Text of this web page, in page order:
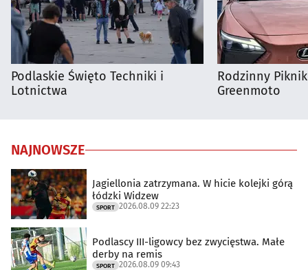
Podlaskie Święto Techniki i
Lotnictwa
Rodzinny
Greenmoto
NAJNOWSZE
Jagiellonia zatrzymana. W hicie kolejki górą
łódzki Widzew
SPORT 2026.08.09 22:23
Podlascy III-ligowcy bez zwycięstwa. Małe
derby na remis
SPORT 2026.08.09 09:43